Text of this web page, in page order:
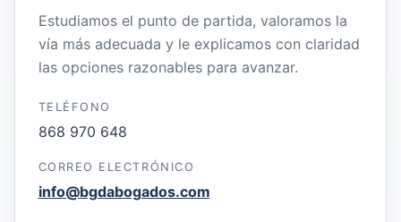
Estudiamos el punto de partida, valoramos la
vía más adecuada y le explicamos con claridad
las opciones razonables para avanzar.
TELÉFONO
868 970 648
CORREO ELECTRÓNICO
info@bgdabogados.com